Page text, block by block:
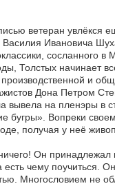
ветеран увлёкся
Ивановича
сосланного в
Толстых начинает
и
Дона Петром
на пленэры в
бугры». Вопреки
получая у неё
Он принадлежал
чему поучиться.
Многословием не